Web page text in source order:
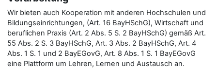
Wir bieten auch Kooperation mit anderen Hochschulen und
Bildungseinrichtungen, (Art. 16 BayHSchG), Wirtschaft und
beruflichen Praxis (Art. 2 Abs. 5 S. 2 BayHSchG) gemäß Art.
55 Abs. 2 S. 3 BayHSchG, Art. 3 Abs. 2 BayHSchG, Art. 4
Abs. 1 S. 1 und 2 BayEGovG, Art. 8 Abs. 1 S. 1 BayEGovG
eine Plattform um Lehren, Lernen und Austausch an.